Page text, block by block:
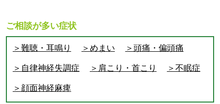
ご相談が多い症状
＞難聴・耳鳴り ＞めまい ＞頭痛・偏頭痛
＞自律神経失調症 ＞肩こり・首こり ＞不眠症
＞顔面神経麻痺